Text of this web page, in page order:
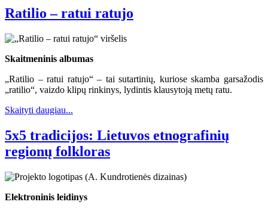
Ratilio – ratui ratujo
Skaitmeninis albumas
„Ratilio – ratui ratujo“ – tai sutartinių, kuriose skamba garsažodis
„ratilio“, vaizdo klipų rinkinys, lydintis klausytoją metų ratu.
Skaityti daugiau...
5x5 tradicijos: Lietuvos etnografinių
regionų folkloras
Elektroninis leidinys